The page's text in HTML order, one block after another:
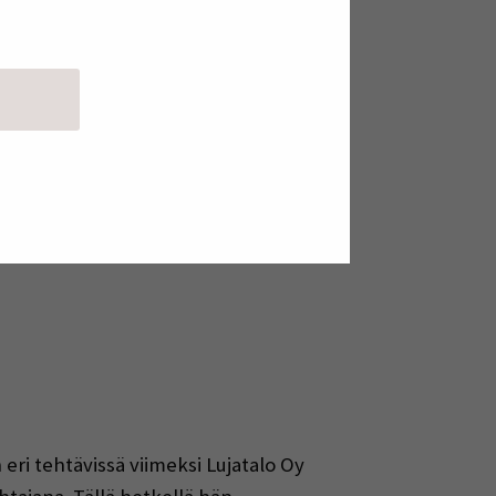
käyttöön digitaaliset
tehtävissä viimeksi Lujatalo Oy